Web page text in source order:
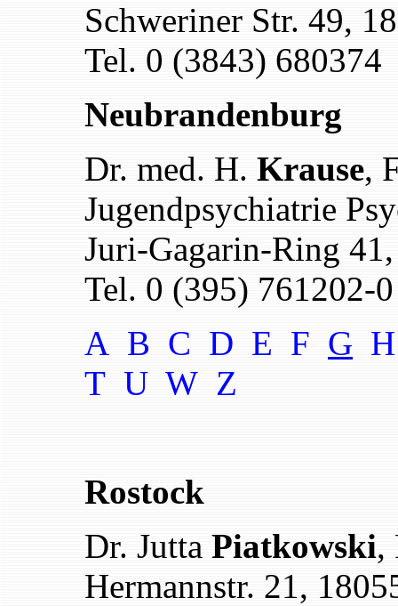
Schweriner Str. 49,
Tel. 0 (3843) 680374
Neubrandenburg
Dr. med. H. Krause,
Jugendpsychiatrie
Juri-Gagarin-Ring
Tel. 0 (395) 761202-0
A B C D E F G
T U W Z
Rostock
Dr. Jutta Piatkowski,
Hermannstr. 21,